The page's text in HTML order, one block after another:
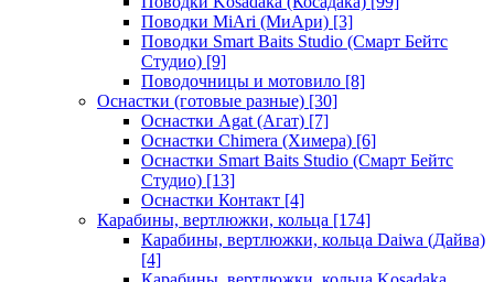
Поводки MiAri (МиАри) [3]
Поводки Smart Baits Studio (Смарт Бейтс
Студио) [9]
Поводочницы и мотовило [8]
Оснастки (готовые разные) [30]
Оснастки Agat (Агат) [7]
Оснастки Chimera (Химера) [6]
Оснастки Smart Baits Studio (Смарт Бейтс
Студио) [13]
Оснастки Контакт [4]
Карабины, вертлюжки, кольца [174]
Карабины, вертлюжки, кольца Daiwa (Дайва)
[4]